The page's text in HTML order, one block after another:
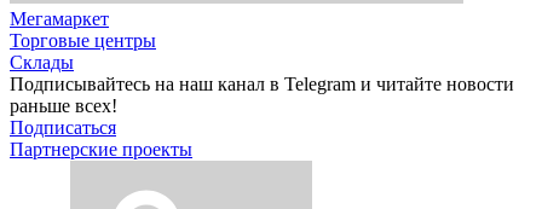
Мегамаркет
Торговые центры
Склады
Подписывайтесь на наш канал в Telegram и читайте новости
раньше всех!
Подписаться
Партнерские проекты